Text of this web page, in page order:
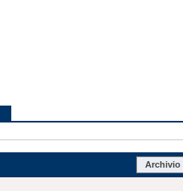
Archivio